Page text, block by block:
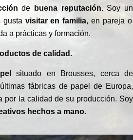
de buena reputación. Soy un
visitar en familia, en pareja o
a prácticas y formación.
de calidad.
situado en Brousses, cerca de
fábricas de papel de Europa,
por la calidad de su producción. Soy
hechos a mano.